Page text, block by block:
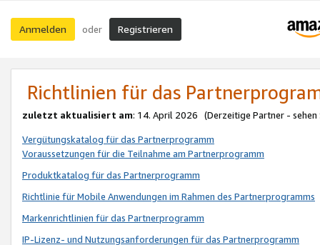
Anmelden oder Registrieren
Richtlinien für das
zuletzt aktualisiert am: 14. April 2026 (Derzeitige Partner - sehen
Vergütungskatalog für das Partnerprogramm
Voraussetzungen für die Teilnahme am Partnerprogramm
Produktkatalog für das Partnerprogramm
Richtlinie für Mobile Anwendungen im Rahmen des Partnerprogramms
Markenrichtlinien für das Partnerprogramm
IP-Lizenz- und Nutzungsanforderungen für das Partnerprogramm